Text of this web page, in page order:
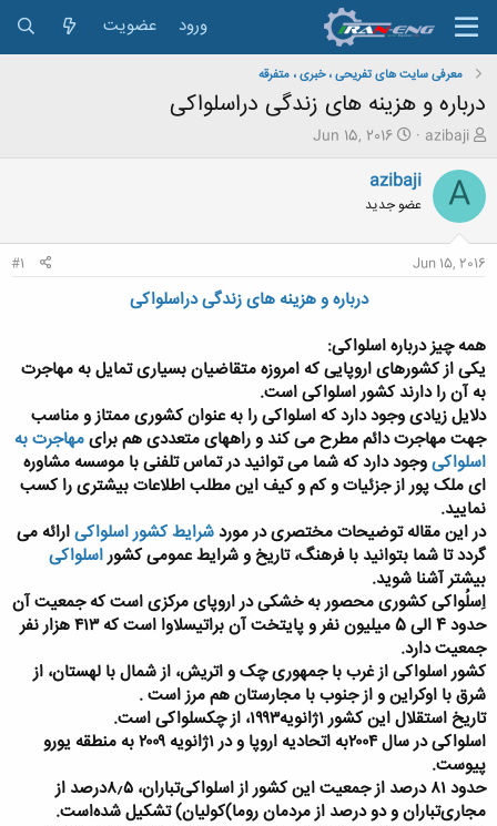
ورود عضویت
معرفی سایت های تفریحی ، خبری ، متفرقه
درباره و هزینه های زندگی دراسلواکی
ش
و
ع
ک
ض
و
ع
azibaji
ت
ر
خ
Jun 15, 2016
A
azibaji
عضو جدید
Jun 15, 2016
#1
درباره و هزینه های زندگی دراسلواکی
همه چیز درباره اسلواکی:
یکی از کشورهای اروپایی که امروزه متقاضیان بسیاری تمایل به مهاجرت
به آن را دارند کشور اسلواکی است.
دلایل زیادی وجود دارد که اسلواکی را به عنوان کشوری ممتاز و مناسب
جهت مهاجرت دائم مطرح می کند و راههای متعددی هم برایمهاجرت به
اسلواکیوجود دارد که شما می توانید در تماس تلفنی با موسسه مشاوره
ای ملک پور از جزئیات و کم و کیف این مطلب اطلاعات بیشتری را کسب
نمایید.
در این مقاله توضیحات مختصری در موردشرایط کشور اسلواکیارائه می
گردد تا شما بتوانید با فرهنگ، تاریخ و شرایط عمومی کشوراسلواکی
بیشتر آشنا شوید.
اِسلُواکی کشوری محصور به خشکی در اروپای مرکزی است که جمعیت آن
حدود 4 الی 5 میلیون نفر و پایتخت آن براتیسلاوا است که ۴۱۳ هزار نفر
جمعیت دارد.
کشور اسلواکی از غرب با جمهوری چک و اتریش، از شمال با لهستان، از
شرق با اوکراین و از جنوب با مجارستان هم‌ مرز است .
تاریخ استقلال این کشور ۱ژانویه۱۹۹۳، از چکسلواکی است.
اسلواکی در سال ۲۰۰۴به اتحادیه اروپا و در ۱ژانویه ۲۰۰۹ به منطقه یورو
پیوست.
حدود ۸۱ درصد از جمعیت این کشور از اسلواکی‌تباران، ۸٫۵درصد از
مجاری‌تباران و دو درصد از مردمان روما)کولیان) تشکیل شده‌است.